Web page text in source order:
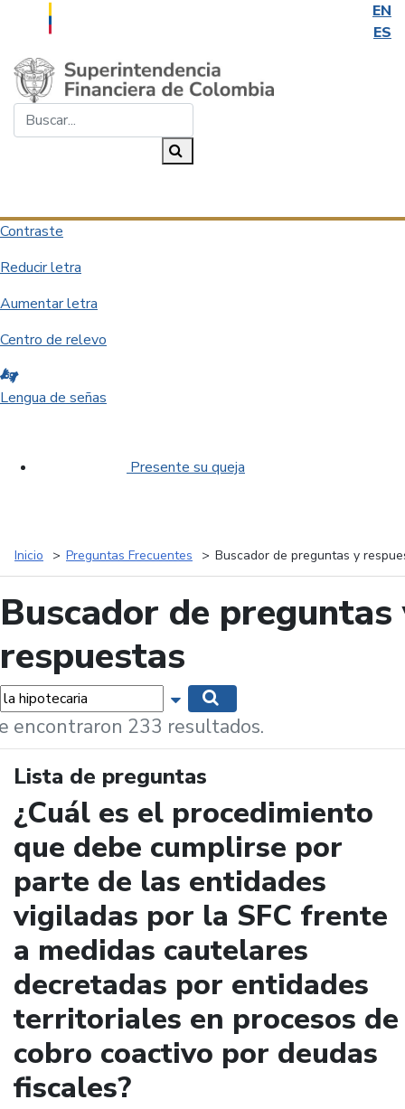
EN
ES
Saltar al contenido principal
Contraste
Reducir letra
Aumentar letra
Centro de relevo
Lengua de señas
Presente su queja
Inicio Preguntas Frecuentes Buscador de preguntas y
Buscador de preguntas
respuestas
Mostrar opciones de búsqueda
encontraron 233 resultados.
Lista de preguntas
¿Cuál es el procedimiento
que debe cumplirse por
parte de las entidades
vigiladas por la SFC frente
a medidas cautelares
decretadas por entidades
territoriales en procesos de
cobro coactivo por deudas
fiscales?